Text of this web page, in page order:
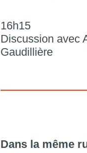
16h15
Discussion avec
Gaudillière
Dans la même